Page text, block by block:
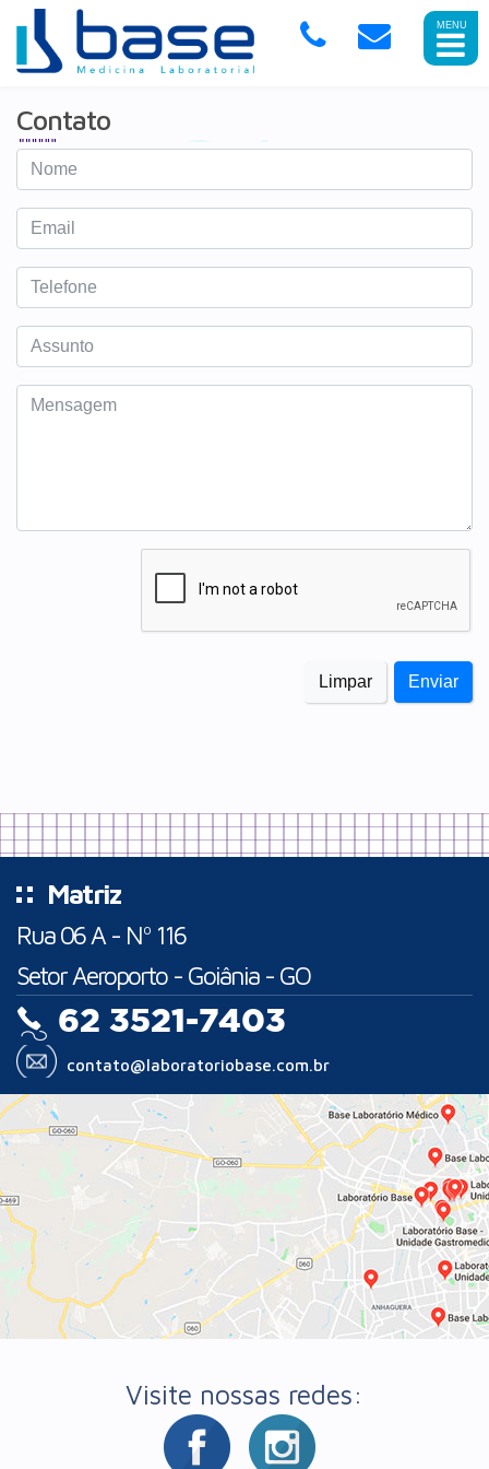
Abrir
Menu
Mobile
Contato
Matriz
Rua 06 A - Nº 116
Setor Aeroporto - Goiânia - GO
62 3521-7403
contato@laboratoriobase.com.br
Visite nossas redes: